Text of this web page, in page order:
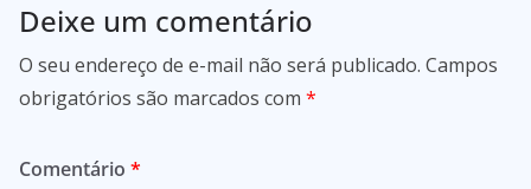
Deixe um comentário
O seu endereço de e-mail não será publicado. Campos
obrigatórios são marcados com *
Comentário *